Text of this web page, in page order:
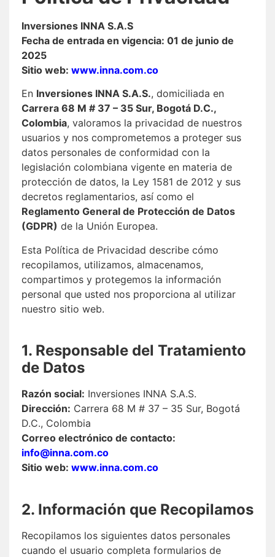
Inversiones INNA S.A.S
Fecha de entrada en vigencia: 01 de junio de
2025
Sitio web: www.inna.com.co
En Inversiones INNA S.A.S., domiciliada en
Carrera 68 M # 37 – 35 Sur, Bogotá D.C.,
Colombia, valoramos la privacidad de nuestros
usuarios y nos comprometemos a proteger sus
datos personales de conformidad con la
legislación colombiana vigente en materia de
protección de datos, la Ley 1581 de 2012 y sus
decretos reglamentarios, así como el
Reglamento General de Protección de Datos
(GDPR) de la Unión Europea.
Esta Política de Privacidad describe cómo
recopilamos, utilizamos, almacenamos,
compartimos y protegemos la información
personal que usted nos proporciona al utilizar
nuestro sitio web.
1. Responsable del Tratamiento
de Datos
Razón social: Inversiones INNA S.A.S.
Dirección: Carrera 68 M # 37 – 35 Sur, Bogotá
D.C., Colombia
Correo electrónico de contacto:
info@inna.com.co
Sitio web: www.inna.com.co
2. Información que Recopilamos
Recopilamos los siguientes datos personales
cuando el usuario completa formularios de